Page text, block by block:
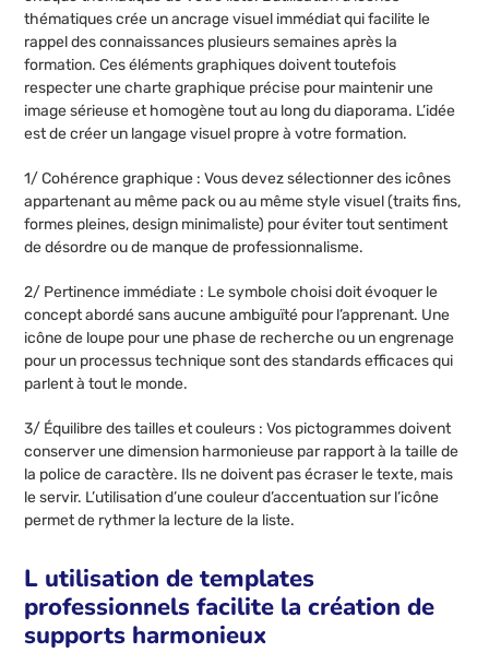
thématiques crée un ancrage visuel immédiat qui facilite le
rappel des connaissances plusieurs semaines après la
formation. Ces éléments graphiques doivent toutefois
respecter une charte graphique précise pour maintenir une
image sérieuse et homogène tout au long du diaporama. L’idée
est de créer un langage visuel propre à votre formation.
1/ Cohérence graphique : Vous devez sélectionner des icônes
appartenant au même pack ou au même style visuel (traits fins,
formes pleines, design minimaliste) pour éviter tout sentiment
de désordre ou de manque de professionnalisme.
2/ Pertinence immédiate : Le symbole choisi doit évoquer le
concept abordé sans aucune ambiguïté pour l’apprenant. Une
icône de loupe pour une phase de recherche ou un engrenage
pour un processus technique sont des standards efficaces qui
parlent à tout le monde.
3/ Équilibre des tailles et couleurs : Vos pictogrammes doivent
conserver une dimension harmonieuse par rapport à la taille de
la police de caractère. Ils ne doivent pas écraser le texte, mais
le servir. L’utilisation d’une couleur d’accentuation sur l’icône
permet de rythmer la lecture de la liste.
L utilisation de templates
professionnels facilite la création de
supports harmonieux